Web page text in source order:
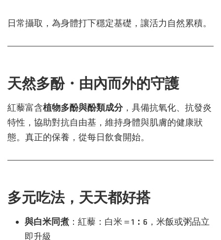
日常攝取，為身體打下穩定基礎，讓活力自然累積。
天然多酚・由內而外的守護
紅藜富含植物多酚與酚類成分，具備抗氧化、抗發炎
特性，協助對抗自由基，維持身體與肌膚的健康狀
態。真正的保養，從每日飲食開始。
多元吃法，天天都好搭
與白米同煮 ：紅藜：白米＝1：6 ，米飯或粥品立
即升級